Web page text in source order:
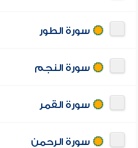
سورة الطور
سورة النجم
سورة القمر
سورة الرحمن